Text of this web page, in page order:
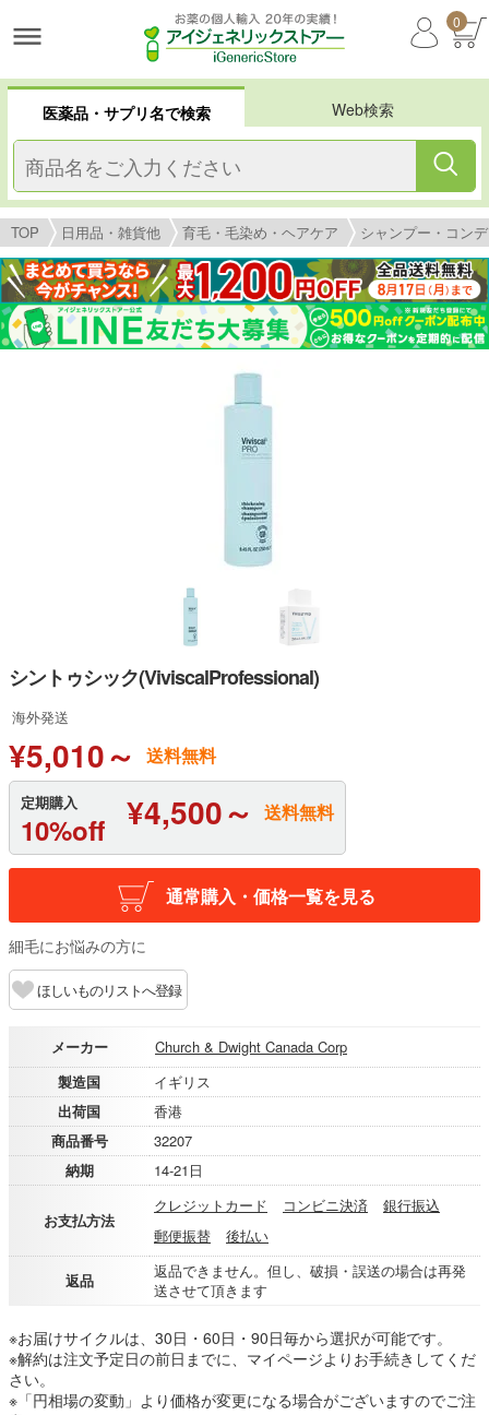
0
医薬品・サプリ名で検索 Web検索
TOP 日用品・雑貨他 育毛・毛染め・ヘアケア シャンプー・コン
シントゥシック(ViviscalProfessional)
海外発送
¥5,010～ 送料無料
定期購入
10%off ¥4,500～ 送料無料
通常購入・価格一覧を見る
細毛にお悩みの方に
ほしいものリストへ登録
メーカー
Church & Dwight Canada Corp
製造国
イギリス
出荷国
香港
商品番号
32207
納期
14-21日
お支払方法
クレジットカード コンビニ決済
銀行振込
郵便振替
後払い
返品
返品できません。但し、破損・誤送の場合は再発
送させて頂きます
※お届けサイクルは、30日・60日・90日毎から選択が可能です。
※解約は注文予定日の前日までに、マイページよりお手続きしてくだ
さい。
※「円相場の変動」より価格が変更になる場合がございますのでご注